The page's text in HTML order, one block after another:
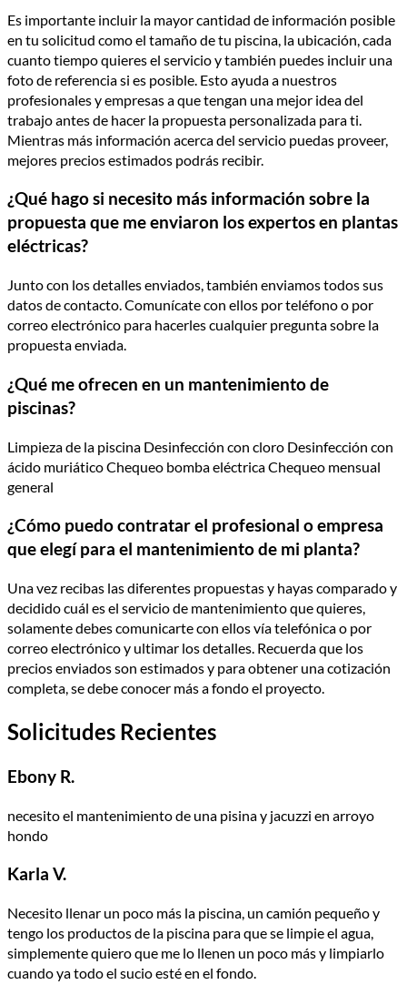
Es importante incluir la mayor cantidad de información posible
en tu solicitud como el tamaño de tu piscina, la ubicación, cada
cuanto tiempo quieres el servicio y también puedes incluir una
foto de referencia si es posible. Esto ayuda a nuestros
profesionales y empresas a que tengan una mejor idea del
trabajo antes de hacer la propuesta personalizada para ti.
Mientras más información acerca del servicio puedas proveer,
mejores precios estimados podrás recibir.
¿Qué hago si necesito más información sobre la
propuesta que me enviaron los expertos en plantas
eléctricas?
Junto con los detalles enviados, también enviamos todos sus
datos de contacto. Comunícate con ellos por teléfono o por
correo electrónico para hacerles cualquier pregunta sobre la
propuesta enviada.
¿Qué me ofrecen en un mantenimiento de
piscinas?
Limpieza de la piscina Desinfección con cloro Desinfección con
ácido muriático Chequeo bomba eléctrica Chequeo mensual
general
¿Cómo puedo contratar el profesional o empresa
que elegí para el mantenimiento de mi planta?
Una vez recibas las diferentes propuestas y hayas comparado y
decidido cuál es el servicio de mantenimiento que quieres,
solamente debes comunicarte con ellos vía telefónica o por
correo electrónico y ultimar los detalles. Recuerda que los
precios enviados son estimados y para obtener una cotización
completa, se debe conocer más a fondo el proyecto.
Solicitudes Recientes
Ebony R.
necesito el mantenimiento de una pisina y jacuzzi en arroyo
hondo
Karla V.
Necesito llenar un poco más la piscina, un camión pequeño y
tengo los productos de la piscina para que se limpie el agua,
simplemente quiero que me lo llenen un poco más y limpiarlo
cuando ya todo el sucio esté en el fondo.